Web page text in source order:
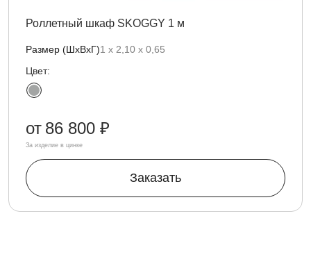
Роллетный шкаф SKOGGY 1 м
Размер (ШхВхГ)1 х 2,10 х 0,65
Цвет:
от 86 800 ₽
За изделие в цинке
Заказать